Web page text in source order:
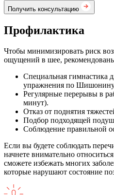
Получить консультацию
Профилактика
Чтобы минимизировать риск
ощущений в шее,
Специальная гимнастика
упражнения по
Регулярные перерывы в
минут).
Отказ от поднятия
Подбор подходящей
Соблюдение правильной
Если вы будете соблюдать
начнете внимательно
сможете избежать многих
которые нарушают состояние